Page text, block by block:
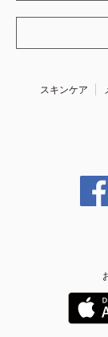
スキンケア